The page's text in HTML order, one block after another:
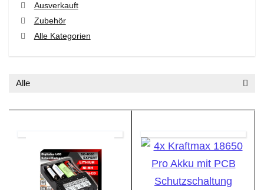
Ausverkauft
Zubehör
Alle Kategorien
Alle